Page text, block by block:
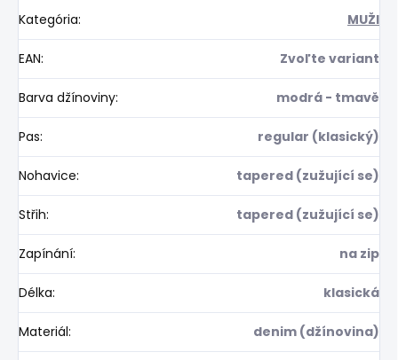
Kategória: MUŽI
EAN: Zvoľte variant
Barva džínoviny: modrá - tmavě
Pas: regular (klasický)
Nohavice: tapered (zužující se)
Střih: tapered (zužující se)
Zapínání: na zip
Délka: klasická
Materiál: denim (džínovina)